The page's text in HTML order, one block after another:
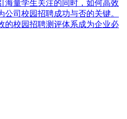
海量学生关注的同时，如何高效
公司校园招聘成功与否的关键。
的校园招聘测评体系成为企业必